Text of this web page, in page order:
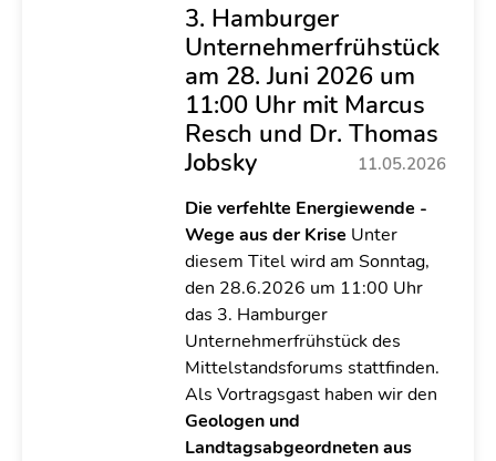
3. Hamburger
Unternehmerfrühstück
am 28. Juni 2026 um
11:00 Uhr mit Marcus
Resch und Dr. Thomas
Jobsky
11.05.2026
Die verfehlte Energiewende -
Wege aus der Krise Unter
diesem Titel wird am Sonntag,
den 28.6.2026 um 11:00 Uhr
das 3. Hamburger
Unternehmerfrühstück des
Mittelstandsforums stattfinden.
Als Vortragsgast haben wir den
Geologen und
Landtagsabgeordneten aus